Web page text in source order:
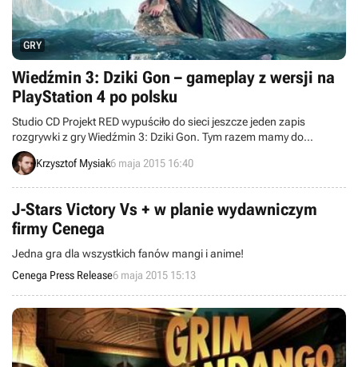
GRY
Wiedźmin 3: Dziki Gon – gameplay z wersji na
PlayStation 4 po polsku
Studio CD Projekt RED wypuściło do sieci jeszcze jeden zapis
rozgrywki z gry Wiedźmin 3: Dziki Gon. Tym razem mamy do
czynienia z gameplayem o tyle nietypowym, że zarejestrowanym w
wersji na PlayStation 4. Osoby wrażliwe na spoilery uspokajamy –
produkcji.
Krzysztof Mysiak6 maja 2015 16:40
J-Stars Victory Vs + w planie wydawniczym
firmy Cenega
Jedna gra dla wszystkich fanów mangi i anime!
Cenega Press Release6 maja 2015 15:13